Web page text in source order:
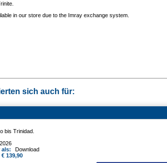
in our store due to the Imray exchange system.
sich auch für:
bis Trinidad.
2026
als:
Download
€ 139,90